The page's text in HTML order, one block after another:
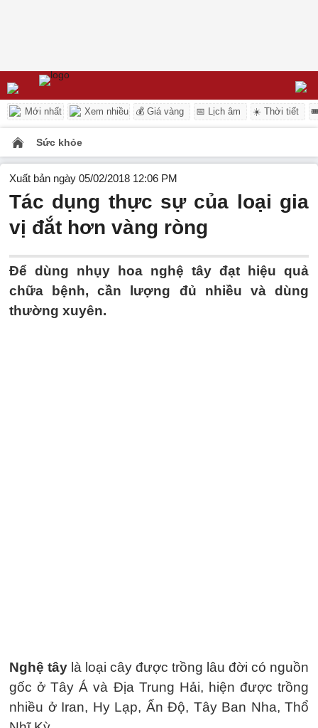
Mới nhất Xem nhiều 💰 Giá vàng 📅 Lịch âm ☀️ Thời tiết
Sức khỏe
Xuất bản ngày 05/02/2018 12:06 PM
Tác dụng thực sự của loại gia
vị đắt hơn vàng ròng
Để dùng nhụy hoa nghệ tây đạt hiệu quả
chữa bệnh, cần lượng đủ nhiều và dùng
thường xuyên.
Nghệ tây là loại cây được trồng lâu đời có nguồn
gốc ở Tây Á và Địa Trung Hải, hiện được trồng
nhiều ở Iran, Hy Lạp, Ấn Độ, Tây Ban Nha, Thổ